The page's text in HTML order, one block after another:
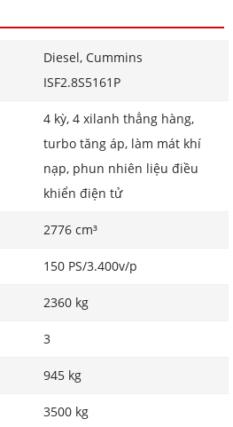
Diesel, Cummins
ISF2.8S5161P
4 kỳ, 4 xilanh thẳng hàng,
turbo tăng áp, làm mát khí
nạp, phun nhiên liệu điều
khiển điện tử
2776 cm³
150 PS/3.400v/p
2360 kg
3
945 kg
3500 kg